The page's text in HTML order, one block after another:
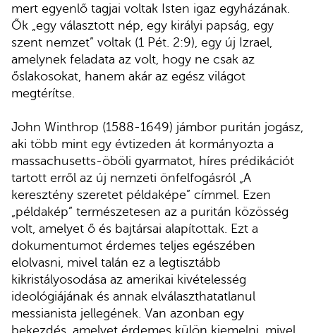
mert egyenlő tagjai voltak Isten igaz egyházának.
Ők „egy választott nép, egy királyi papság, egy
szent nemzet” voltak (1 Pét. 2:9), egy új Izrael,
amelynek feladata az volt, hogy ne csak az
őslakosokat, hanem akár az egész világot
megtérítse.
John Winthrop (1588-1649) jámbor puritán jogász,
aki több mint egy évtizeden át kormányozta a
massachusetts-öböli gyarmatot, híres prédikációt
tartott erről az új nemzeti önfelfogásról „A
keresztény szeretet példaképe” címmel. Ezen
„példakép” természetesen az a puritán közösség
volt, amelyet ő és bajtársai alapítottak. Ezt a
dokumentumot érdemes teljes egészében
elolvasni, mivel talán ez a legtisztább
kikristályosodása az amerikai kivételesség
ideológiájának és annak elválaszthatatlanul
messianista jellegének. Van azonban egy